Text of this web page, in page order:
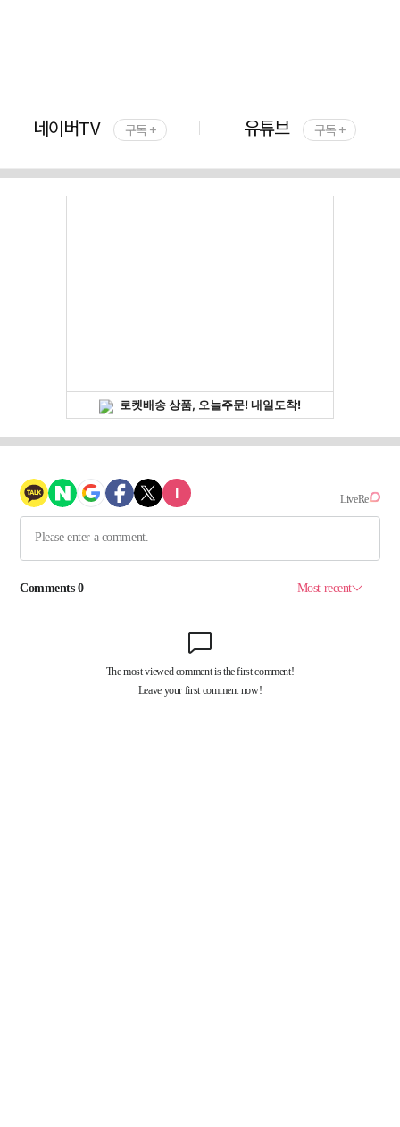
네이버TV 구독 + 유튜브 구독 +